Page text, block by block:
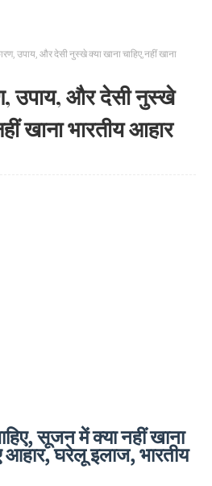
उपाय, और देसी नुस्खे क्या खाना चाहिए,नहीं खाना
उपाय, और देसी नुस्खे
खाना भारतीय आहार
सूजन में क्या नहीं खाना
आहार, घरेलू इलाज, भारतीय